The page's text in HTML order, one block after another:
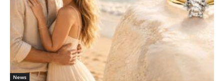
News